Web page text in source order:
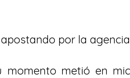
por la
momento metió en